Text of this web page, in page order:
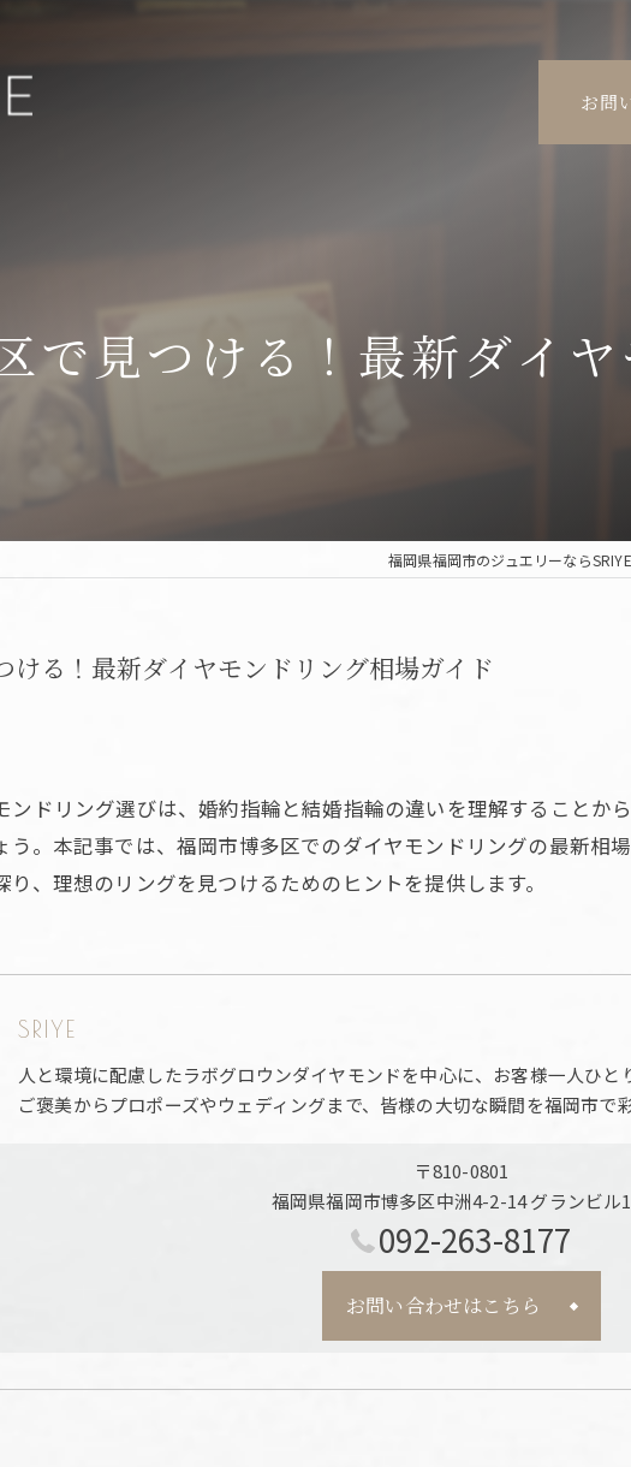
お問
で見つける！最新ダイ
福岡県福岡市のジュエリーならSRIYE
ける！最新ダイヤモンドリング相場ガイド
ンドリング選びは、婚約指輪と結婚指輪の違いを理解することか
う。本記事では、福岡市博多区でのダイヤモンドリングの最新相
、理想のリングを見つけるためのヒントを提供します。
SRIYE
人と環境に配慮したラボグロウンダイヤモンドを中心に、お客様一人ひ
ご褒美からプロポーズやウェディングまで、皆様の大切な瞬間を福岡市で彩
〒810-0801
福岡県福岡市博多区中洲4-2-14 グランビル
092-263-8177
お問い合わせはこちら